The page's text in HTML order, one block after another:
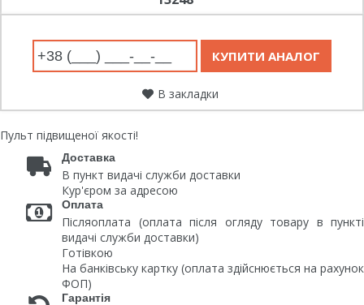
В закладки
Пульт підвищеної якості!
Доставка
В пункт видачі служби доставки
Кур'єром за адресою
Оплата
Післяоплата (оплата після огляду товару в пункті
видачі служби доставки)
Готівкою
На банківську картку (оплата здійснюється на рахунок
ФОП)
Гарантія